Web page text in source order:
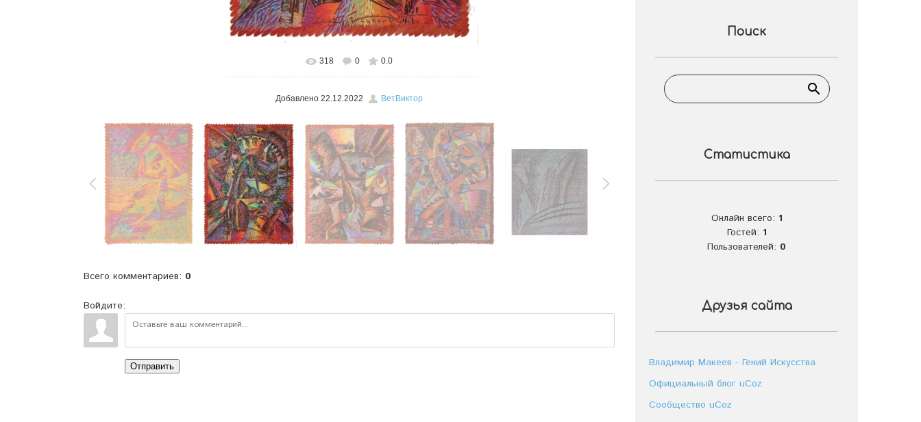
В реальном размере 451x600
318 0 0.0
Добавлено 22.12.2022 ВетВиктор
Всего комментариев: 0
Войдите:
Отправить
Поиск
Статистика
Онлайн всего: 1
Гостей: 1
Пользователей: 0
Друзья сайта
Владимир Макеев - Гений Искусства
Официальный блог uCoz
Сообщество uCoz